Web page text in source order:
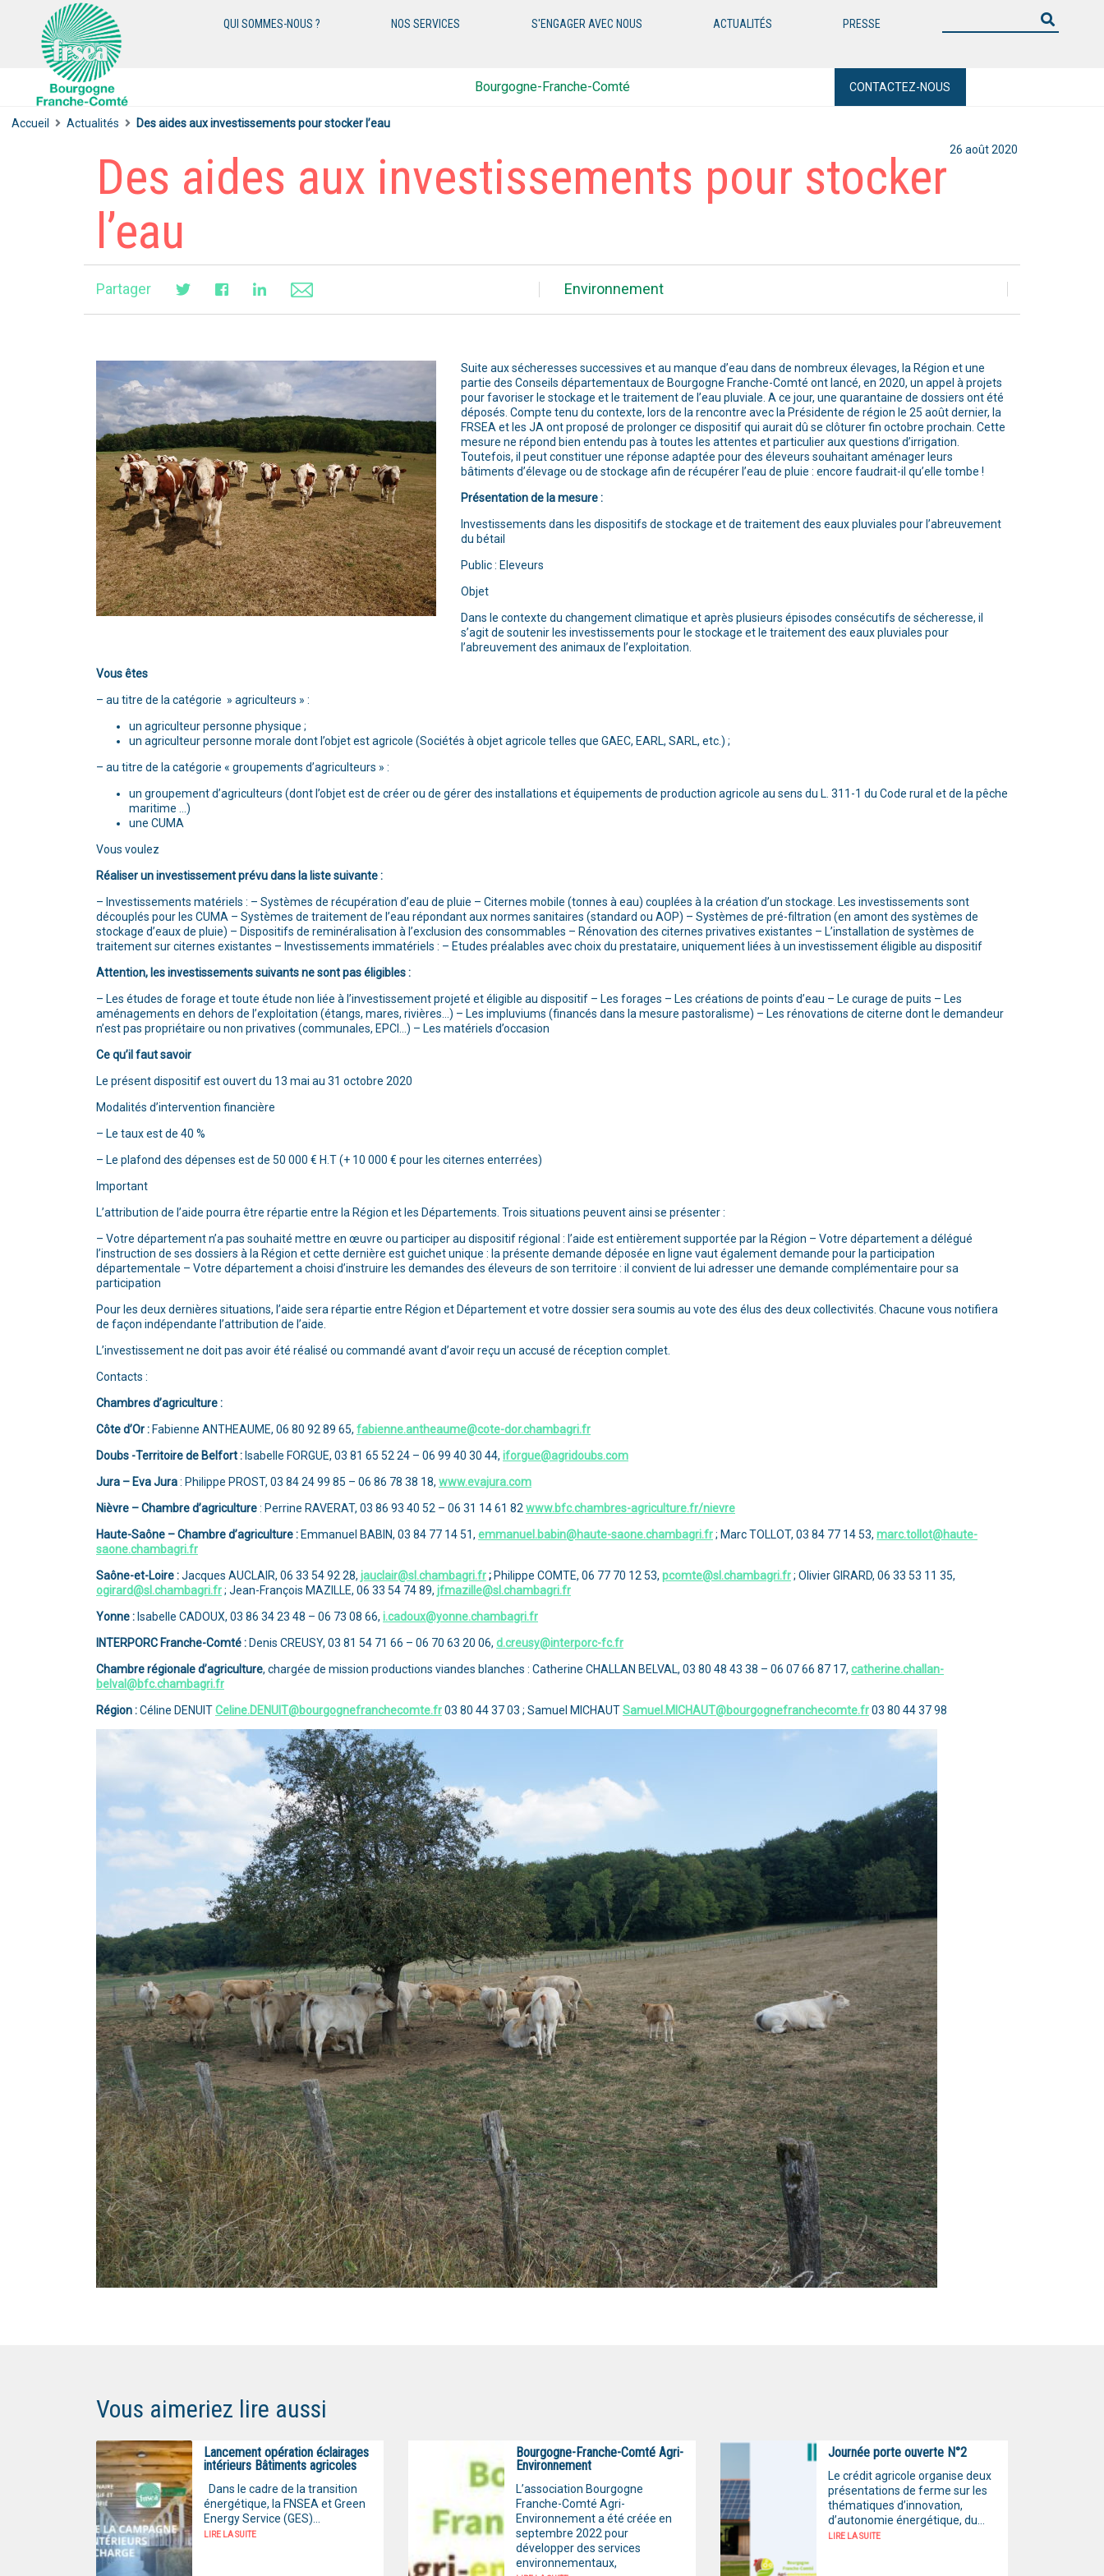
QUI SOMMES-NOUS ? NOS SERVICES S'ENGAGER AVEC NOUS ACTUALITÉS PRESSE
Bourgogne-Franche-Comté CONTACTEZ-NOUS
Accueil Actualités Des aides aux investissements pour stocker l’eau
Des aides aux investissements pour stocker
l’eau
26 août 2020
Partager Environnement
Suite aux sécheresses successives et au manque d’eau dans de nombreux élevages, la Région et une
partie des Conseils départementaux de Bourgogne Franche-Comté ont lancé, en 2020, un appel à projets
pour favoriser le stockage et le traitement de l’eau pluviale. A ce jour, une quarantaine de dossiers ont été
déposés. Compte tenu du contexte, lors de la rencontre avec la Présidente de région le 25 août dernier, la
FRSEA et les JA ont proposé de prolonger ce dispositif qui aurait dû se clôturer fin octobre prochain. Cette
mesure ne répond bien entendu pas à toutes les attentes et particulier aux questions d’irrigation.
Toutefois, il peut constituer une réponse adaptée pour des éleveurs souhaitant aménager leurs
bâtiments d’élevage ou de stockage afin de récupérer l’eau de pluie : encore faudrait-il qu’elle tombe !
Présentation de la mesure :
Investissements dans les dispositifs de stockage et de traitement des eaux pluviales pour l’abreuvement
du bétail
Public : Eleveurs
Objet
Dans le contexte du changement climatique et après plusieurs épisodes consécutifs de sécheresse, il
s’agit de soutenir les investissements pour le stockage et le traitement des eaux pluviales pour
l’abreuvement des animaux de l’exploitation.
Vous êtes
– au titre de la catégorie » agriculteurs » :
un agriculteur personne physique ;
un agriculteur personne morale dont l’objet est agricole (Sociétés à objet agricole telles que GAEC, EARL, SARL, etc.) ;
– au titre de la catégorie « groupements d’agriculteurs » :
un groupement d’agriculteurs (dont l’objet est de créer ou de gérer des installations et équipements de production agricole au sens du L. 311-1 du Code rural et de la pêche
maritime …)
une CUMA
Vous voulez
Réaliser un investissement prévu dans la liste suivante :
– Investissements matériels : – Systèmes de récupération d’eau de pluie – Citernes mobile (tonnes à eau) couplées à la création d’un stockage. Les investissements sont
découplés pour les CUMA – Systèmes de traitement de l’eau répondant aux normes sanitaires (standard ou AOP) – Systèmes de pré-filtration (en amont des systèmes de
stockage d’eaux de pluie) – Dispositifs de reminéralisation à l’exclusion des consommables – Rénovation des citernes privatives existantes – L’installation de systèmes de
traitement sur citernes existantes – Investissements immatériels : – Etudes préalables avec choix du prestataire, uniquement liées à un investissement éligible au dispositif
Attention, les investissements suivants ne sont pas éligibles :
– Les études de forage et toute étude non liée à l’investissement projeté et éligible au dispositif – Les forages – Les créations de points d’eau – Le curage de puits – Les
aménagements en dehors de l’exploitation (étangs, mares, rivières…) – Les impluviums (financés dans la mesure pastoralisme) – Les rénovations de citerne dont le demandeur
n’est pas propriétaire ou non privatives (communales, EPCI…) – Les matériels d’occasion
Ce qu’il faut savoir
Le présent dispositif est ouvert du 13 mai au 31 octobre 2020
Modalités d’intervention financière
– Le taux est de 40 %
– Le plafond des dépenses est de 50 000 € H.T (+ 10 000 € pour les citernes enterrées)
Important
L’attribution de l’aide pourra être répartie entre la Région et les Départements. Trois situations peuvent ainsi se présenter :
– Votre département n’a pas souhaité mettre en œuvre ou participer au dispositif régional : l’aide est entièrement supportée par la Région – Votre département a délégué
l’instruction de ses dossiers à la Région et cette dernière est guichet unique : la présente demande déposée en ligne vaut également demande pour la participation
départementale – Votre département a choisi d’instruire les demandes des éleveurs de son territoire : il convient de lui adresser une demande complémentaire pour sa
participation
Pour les deux dernières situations, l’aide sera répartie entre Région et Département et votre dossier sera soumis au vote des élus des deux collectivités. Chacune vous notifiera
de façon indépendante l’attribution de l’aide.
L’investissement ne doit pas avoir été réalisé ou commandé avant d’avoir reçu un accusé de réception complet.
Contacts :
Chambres d’agriculture :
Côte d’Or : Fabienne ANTHEAUME, 06 80 92 89 65, fabienne.antheaume@cote-dor.chambagri.fr
Doubs -Territoire de Belfort : Isabelle FORGUE, 03 81 65 52 24 – 06 99 40 30 44, iforgue@agridoubs.com
Jura – Eva Jura: Philippe PROST, 03 84 24 99 85 – 06 86 78 38 18, www.evajura.com
Nièvre – Chambre d’agriculture: Perrine RAVERAT, 03 86 93 40 52 – 06 31 14 61 82www.bfc.chambres-agriculture.fr/nievre
Haute-Saône – Chambre d’agriculture : Emmanuel BABIN, 03 84 77 14 51, emmanuel.babin@haute-saone.chambagri.fr; Marc TOLLOT, 03 84 77 14 53, marc.tollot@haute-
saone.chambagri.fr
Saône-et-Loire :Jacques AUCLAIR, 06 33 54 92 28, jauclair@sl.chambagri.fr; Philippe COMTE, 06 77 70 12 53, pcomte@sl.chambagri.fr; Olivier GIRARD, 06 33 53 11 35,
ogirard@sl.chambagri.fr; Jean-François MAZILLE, 06 33 54 74 89, jfmazille@sl.chambagri.fr
Yonne : Isabelle CADOUX, 03 86 34 23 48 – 06 73 08 66, i.cadoux@yonne.chambagri.fr
INTERPORC Franche-Comté : Denis CREUSY, 03 81 54 71 66 – 06 70 63 20 06, d.creusy@interporc-fc.fr
Chambre régionale d’agriculture, chargée de mission productions viandes blanches : Catherine CHALLAN BELVAL, 03 80 48 43 38 – 06 07 66 87 17, catherine.challan-
belval@bfc.chambagri.fr
Région :Céline DENUITCeline.DENUIT@bourgognefranchecomte.fr03 80 44 37 03 ; Samuel MICHAUTSamuel.MICHAUT@bourgognefranchecomte.fr03 80 44 37 98
Vous aimeriez lire aussi
Lancement opération éclairages
intérieurs Bâtiments agricoles
Dans le cadre de la transition
énergétique, la FNSEA et Green
Energy Service (GES)...
LIRE LA SUITE
Bourgogne-Franche-Comté Agri-
Environnement
L’association Bourgogne
Franche-Comté Agri-
Environnement a été créée en
septembre 2022 pour
développer des services
environnementaux,
Journée porte ouverte N°2
Le crédit agricole organise deux
présentations de ferme sur les
thématiques d’innovation,
d’autonomie énergétique, du...
LIRE LA SUITE